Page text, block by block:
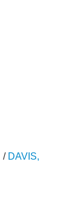
/ DAVIS,